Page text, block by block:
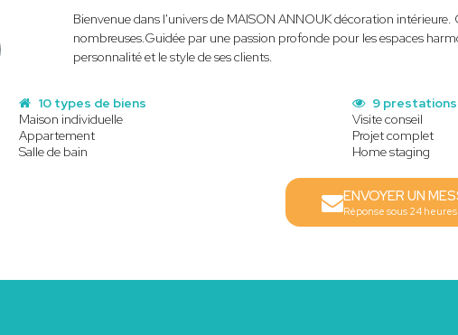
Bienvenue dans l'univers de MAISON ANNOUK décoration
nombreuses.Guidée par une passion profonde pour les espaces
personnalité et le style de ses clients.
10 types de biens
Maison individuelle
Appartement
Salle de bain
9 prestations
Visite conseil
Projet complet
Home staging
ENVOYER UN
Réponse sous 24 heures